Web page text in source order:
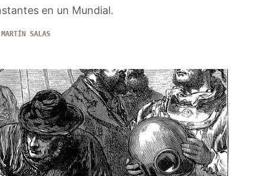
en un Mundial.
MARTÍN SALAS